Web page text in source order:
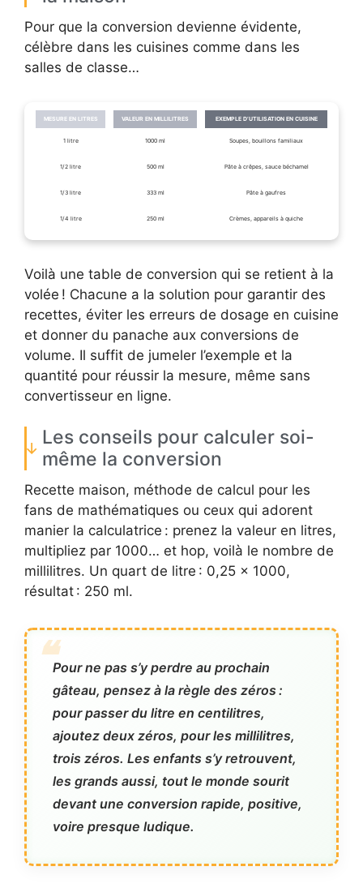
Pour que la conversion devienne évidente,
célèbre dans les cuisines comme dans les
salles de classe…
MESURE EN LITRES VALEUR EN MILLILITRES EXEMPLE D’UTILISATION EN CUISINE
1 litre 1000 ml Soupes, bouillons familiaux
1/2 litre 500 ml Pâte à crêpes, sauce béchamel
1/3 litre 333 ml Pâte à gaufres
1/4 litre 250 ml Crèmes, appareils à quiche
Voilà une table de conversion qui se retient à la
volée ! Chacune a la solution pour garantir des
recettes, éviter les erreurs de dosage en cuisine
et donner du panache aux conversions de
volume. Il suffit de jumeler l’exemple et la
quantité pour réussir la mesure, même sans
convertisseur en ligne.
Les conseils pour calculer soi-
même la conversion
Recette maison, méthode de calcul pour les
fans de mathématiques ou ceux qui adorent
manier la calculatrice : prenez la valeur en litres,
multipliez par 1000… et hop, voilà le nombre de
millilitres. Un quart de litre : 0,25 x 1000,
résultat : 250 ml.
Pour ne pas s’y perdre au prochain
gâteau, pensez à la règle des zéros :
pour passer du litre en centilitres,
ajoutez deux zéros, pour les millilitres,
trois zéros. Les enfants s’y retrouvent,
les grands aussi, tout le monde sourit
devant une conversion rapide, positive,
voire presque ludique.